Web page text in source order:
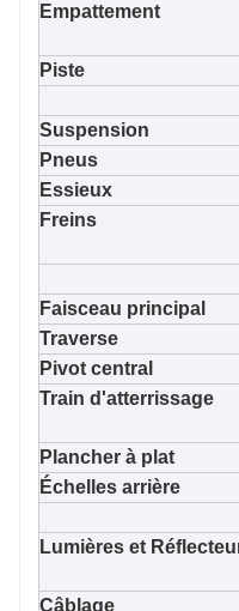
Empattement
Piste
Suspension
Pneus
Essieux
Freins
Faisceau principal
Traverse
Pivot central
Train d'atterrissage
Plancher à plat
Échelles arrière
Lumières et
Câblage